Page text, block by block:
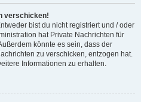
verschicken!
bist du nicht registriert und / oder
hat Private Nachrichten für
könnte es sein, dass der
zu verschicken, entzogen hat.
Informationen zu erhalten.